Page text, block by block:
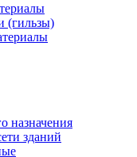
(гильзы)
назначения
зданий